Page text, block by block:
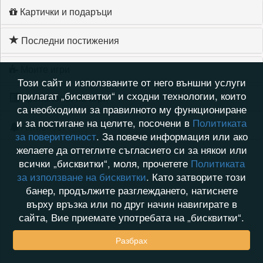
Картички и подаръци
Последни постижения
Хронология на игри
Активност
Този сайт и използваните от него външни услуги
прилагат „бисквитки“ и сходни технологии, които
са необходими за правилното му функциониране
и за постигане на целите, посочени в Политиката
за поверителност. За повече информация или ако
желаете да оттеглите съгласието си за някои или
всички „бисквитки“, моля, прочетете Политиката
за използване на бисквитки. Като затворите този
банер, продължите разглеждането, натиснете
върху връзка или по друг начин навигирате в
сайта, Вие приемате употребата на „бисквитки“.
Разбрах